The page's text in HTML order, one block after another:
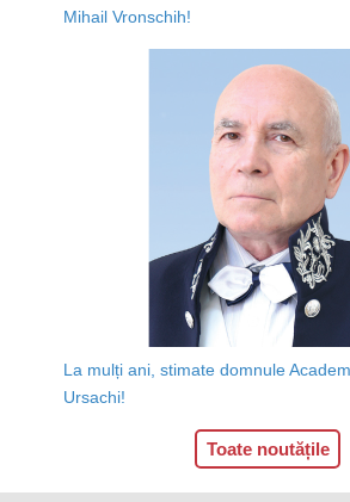
Mihail Vronschih!
La mulți ani, stimate domnule
Ursachi!
Toate noutățile